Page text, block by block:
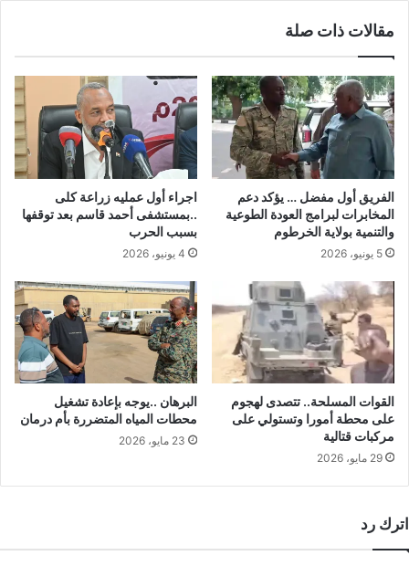
مقالات ذات صلة
الفريق أول مفضل … يؤكد دعم
المخابرات لبرامج العودة الطوعية
والتنمية بولاية الخرطوم
5 يونيو، 2026
اجراء أول عمليه زراعة كلى
..بمستشفى أحمد قاسم بعد توقفها
بسبب الحرب
4 يونيو، 2026
القوات المسلحة.. تتصدى لهجوم
على محطة أمورا وتستولي على
مركبات قتالية
29 مايو، 2026
البرهان ..يوجه بإعادة تشغيل
محطات المياه المتضررة بأم درمان
23 مايو، 2026
اترك رد